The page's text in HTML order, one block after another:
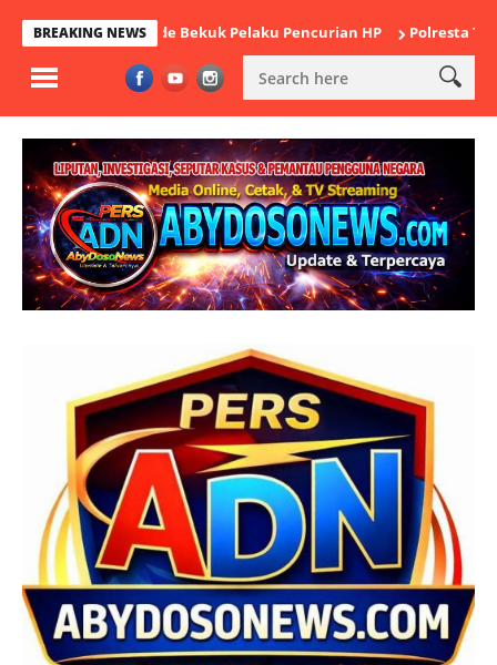
BREAKING NEWS
Cikande Bekuk Pelaku Pencurian HP Polresta Tangerang